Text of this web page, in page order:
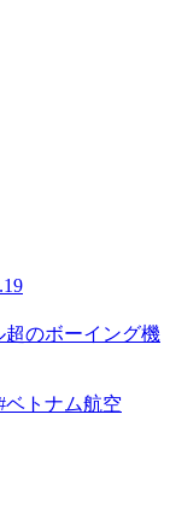
超のボーイング機
ベトナム航空